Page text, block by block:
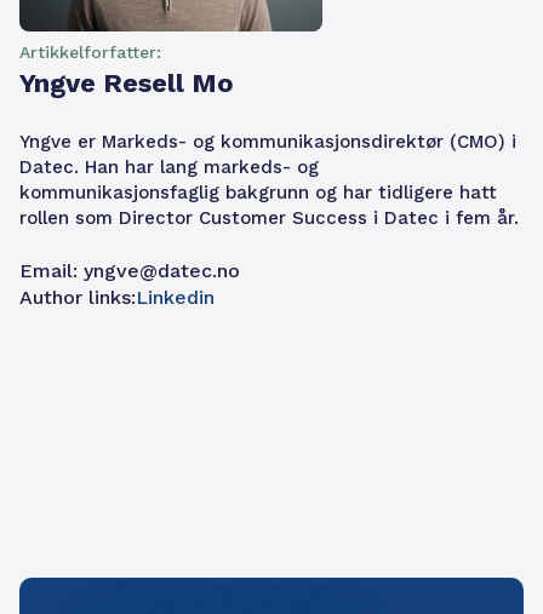
Artikkelforfatter:
Yngve Resell Mo
Yngve er Markeds- og kommunikasjonsdirektør (CMO) i
Datec. Han har lang markeds- og
kommunikasjonsfaglig bakgrunn og har tidligere hatt
rollen som Director Customer Success i Datec i fem år.
Email: yngve@datec.no
Author links:Linkedin